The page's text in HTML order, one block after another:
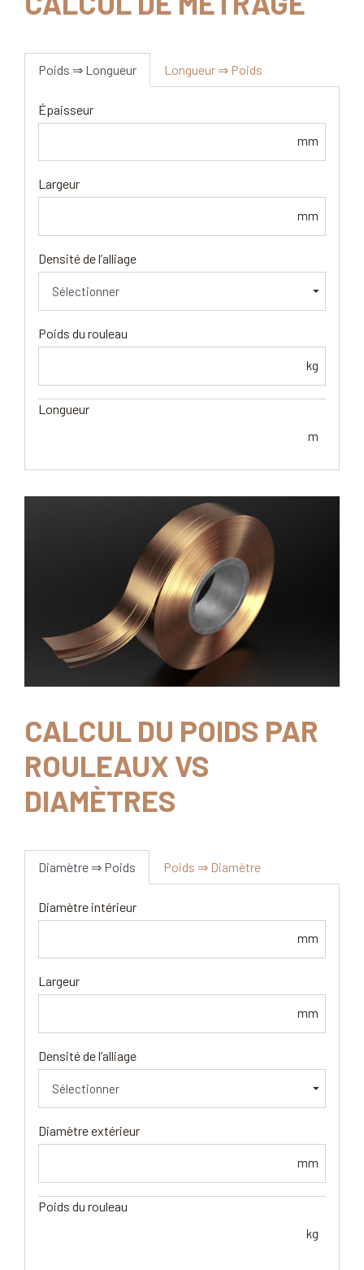
Poids ⇒ Longueur Longueur ⇒ Poids
Épaisseur
mm
Largeur
mm
Densité de l’alliage
Poids du rouleau
kg
Longueur
m
CALCUL DU POIDS PAR
ROULEAUX VS
DIAMÈTRES
Diamètre ⇒ Poids Poids ⇒ Diamètre
Diamètre intérieur
mm
Largeur
mm
Densité de l’alliage
Diamètre extérieur
mm
Poids du rouleau
kg